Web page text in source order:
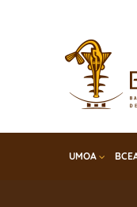
UMOA